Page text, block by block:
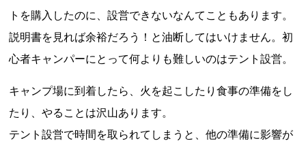
トを購入したのに、設営できないなんてこともあります。
説明書を見れば余裕だろう！と油断してはいけません。初
心者キャンパーにとって何よりも難しいのはテント設営。
キャンプ場に到着したら、火を起こしたり食事の準備をし
たり、やることは沢山あります。
テント設営で時間を取られてしまうと、他の準備に影響が